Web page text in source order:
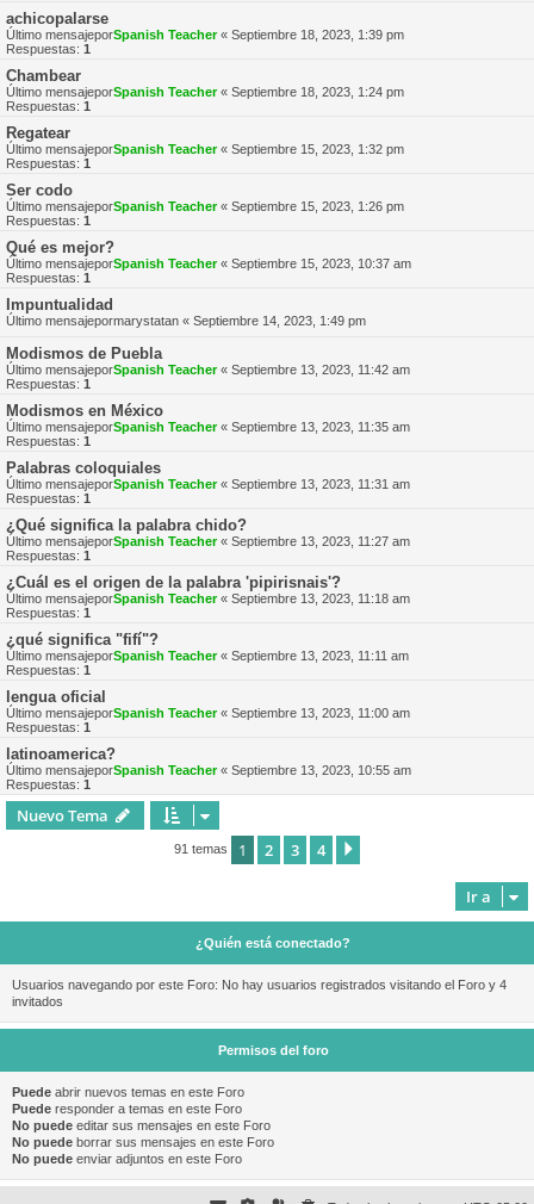
achicopalarse
Último mensajeporSpanish Teacher« Septiembre 18, 2023, 1:39 pm
Respuestas: 1
Chambear
Último mensajeporSpanish Teacher« Septiembre 18, 2023, 1:24 pm
Respuestas: 1
Regatear
Último mensajeporSpanish Teacher« Septiembre 15, 2023, 1:32 pm
Respuestas: 1
Ser codo
Último mensajeporSpanish Teacher« Septiembre 15, 2023, 1:26 pm
Respuestas: 1
Qué es mejor?
Último mensajeporSpanish Teacher« Septiembre 15, 2023, 10:37 am
Respuestas: 1
Impuntualidad
Último mensajepormarystatan « Septiembre 14, 2023, 1:49 pm
Modismos de Puebla
Último mensajeporSpanish Teacher« Septiembre 13, 2023, 11:42 am
Respuestas: 1
Modismos en México
Último mensajeporSpanish Teacher« Septiembre 13, 2023, 11:35 am
Respuestas: 1
Palabras coloquiales
Último mensajeporSpanish Teacher« Septiembre 13, 2023, 11:31 am
Respuestas: 1
¿Qué significa la palabra chido?
Último mensajeporSpanish Teacher« Septiembre 13, 2023, 11:27 am
Respuestas: 1
¿Cuál es el origen de la palabra 'pipirisnais'?
Último mensajeporSpanish Teacher« Septiembre 13, 2023, 11:18 am
Respuestas: 1
¿qué significa "fifí"?
Último mensajeporSpanish Teacher« Septiembre 13, 2023, 11:11 am
Respuestas: 1
lengua oficial
Último mensajeporSpanish Teacher« Septiembre 13, 2023, 11:00 am
Respuestas: 1
latinoamerica?
Último mensajeporSpanish Teacher« Septiembre 13, 2023, 10:55 am
Respuestas: 1
Nuevo Tema
91 temas 1 2 3 4
Ir a
¿Quién está conectado?
Usuarios navegando por este Foro: No hay usuarios registrados visitando el Foro y 4
invitados
Permisos del foro
Puede abrir nuevos temas en este Foro
Puede responder a temas en este Foro
No puede editar sus mensajes en este Foro
No puede borrar sus mensajes en este Foro
No puede enviar adjuntos en este Foro